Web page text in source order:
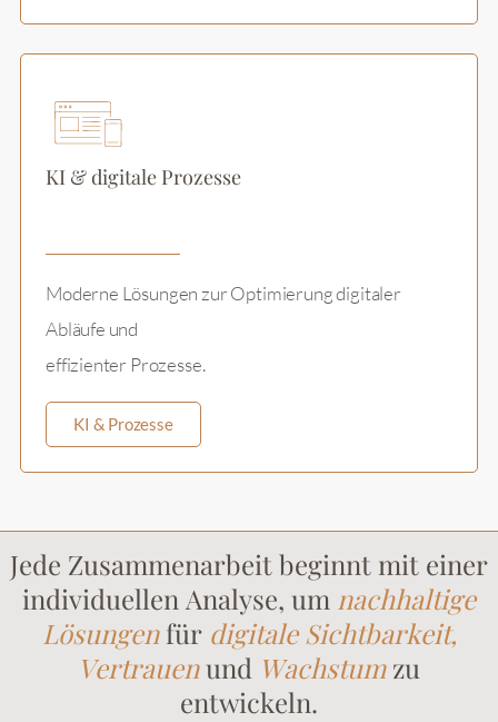
KI & digitale Prozesse
Moderne Lösungen zur Optimierung digitaler
Abläufe und
effizienter Prozesse.
KI & Prozesse
Jede Zusammenarbeit beginnt mit einer
individuellen Analyse, um nachhaltige
Lösungenfür digitale Sichtbarkeit,
Vertrauenund Wachstumzu
entwickeln.